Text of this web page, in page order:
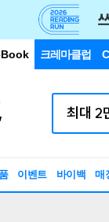
크레마클럽
이벤트 바이백 매